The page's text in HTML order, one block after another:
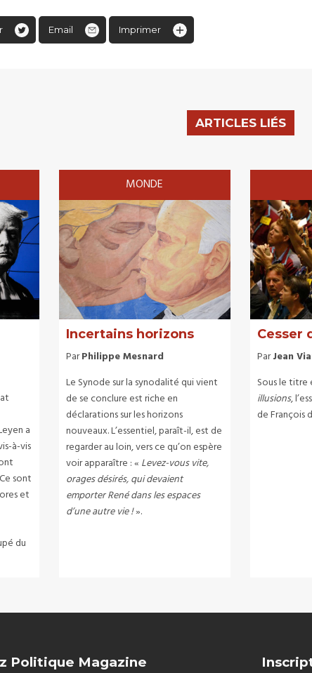
Email Imprimer
ARTICLES LIÉS
a
à-vis
sont
et
du
MONDE
Incertains horizons
ParPhilippe Mesnard
Le Synode sur la synodalité qui vient
de se conclure est riche en
déclarations sur les horizons
nouveaux. L’essentiel, paraît-il, est de
regarder au loin, vers ce qu’on espère
voir apparaître : « Levez-vous vite,
orages désirés, qui devaient
emporter René dans les espaces
d’une autre vie !».
Cesser
ParJean
Sous le
illusions,
de François
Politique Magazine